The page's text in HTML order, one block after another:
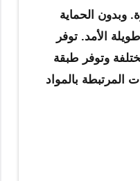
وبدون الحماية
الأمد. توفر
وتوفر طبقة
المرتبطة بالمواد